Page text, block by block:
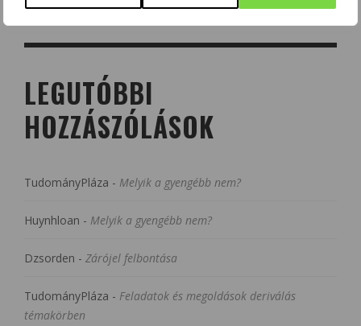
LEGUTÓBBI
HOZZÁSZÓLÁSOK
TudományPláza - Melyik a gyengébb nem?
Huynhloan - Melyik a gyengébb nem?
Dzsorden - Zárójel felbontása
TudományPláza - Feladatok és megoldások deriválás
témakörben